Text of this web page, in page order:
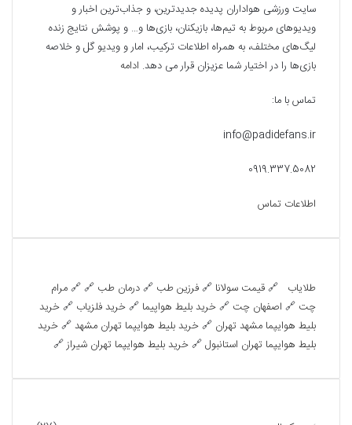
سایت ورزشی هواداران پدیده جدیدترین، و جذاب‌ترین اخبار و
ویدیوهای مربوط به تیم‌ها، بازیکنان، بازی‌ها و… و پوشش نتایج زنده
لیگ‌های مختلف، به همراه اطلاعات ترکیب، امار و ویدیو‌‌ گل‌ و خلاصه
بازی‌ها را در اختیار شما عزیزان قرار می دهد. ادامه
تماس با ما:
info@padidefans.ir
0919.337.5082
اطلاعات تماس
طلایاب 🔗قیمت سولانا 🔗فرزین طب 🔗درمان طب 🔗 🔗مرام
چت 🔗 اصفهان چت 🔗خرید بلیط هواپیما 🔗خرید فلزیاب 🔗خرید
بلیط هوایپما مشهد تهران 🔗خرید بلیط هوایپما تهران مشهد🔗خرید
بلیط هوایپما تهران استانبول🔗خرید بلیط هوایپما تهران شیراز🔗